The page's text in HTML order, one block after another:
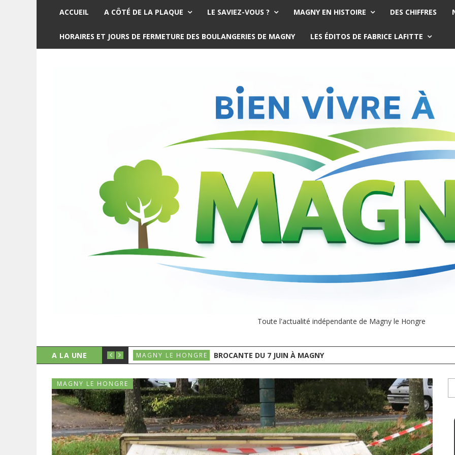
ACCUEIL A CÔTÉ DE LA PLAQUE LE SAVIEZ-VOUS ? MAGNY EN HISTOIRE DES CHIFFRES
HORAIRES ET JOURS DE FERMETURE DES BOULANGERIES DE MAGNY LES ÉDITOS DE FABRICE LAFITTE
Toute l'actualité indépendante de Magny le Hongre
A LA UNE MAGNY LE HONGRE BROCANTE DU 7 JUIN À MAGNY
MAGNY LE HONGRE